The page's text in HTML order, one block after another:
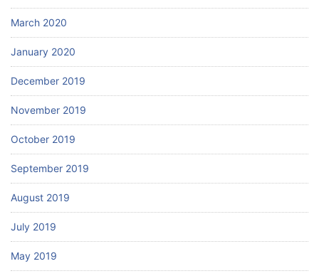
March 2020
January 2020
December 2019
November 2019
October 2019
September 2019
August 2019
July 2019
May 2019